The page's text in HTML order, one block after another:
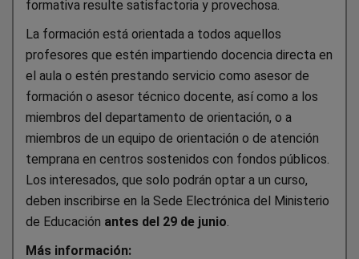
formativa resulte satisfactoria y provechosa.
La formación está orientada a todos aquellos
profesores que estén impartiendo docencia directa en
el aula o estén prestando servicio como asesor de
formación o asesor técnico docente, así como a los
miembros del departamento de orientación, o a
miembros de un equipo de orientación o de atención
temprana en centros sostenidos con fondos públicos.
Los interesados, que solo podrán optar a un curso,
deben inscribirse en la Sede Electrónica del Ministerio
de Educación antes del 29 de junio
Más información: